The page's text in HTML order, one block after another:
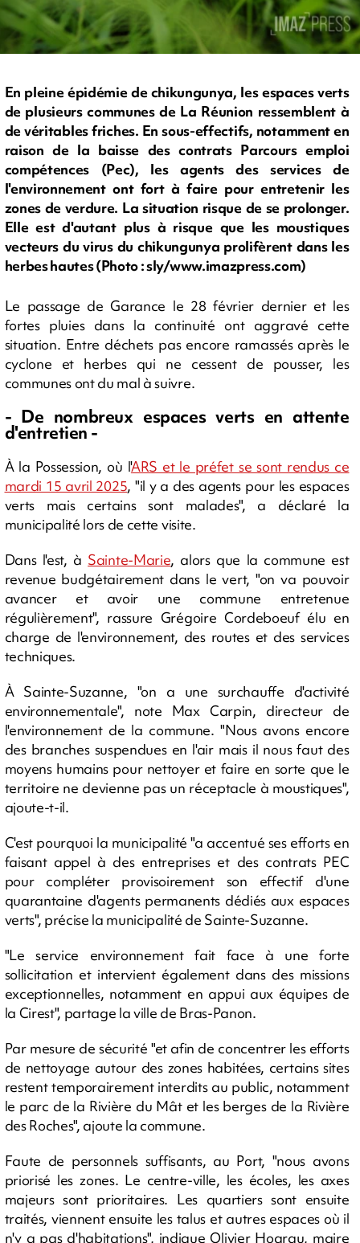
En pleine épidémie de chikungunya, les espaces verts
de plusieurs communes de La Réunion ressemblent à
de véritables friches. En sous-effectifs, notamment en
raison de la baisse des contrats Parcours emploi
compétences (Pec), les agents des services de
l'environnement ont fort à faire pour entretenir les
zones de verdure. La situation risque de se prolonger.
Elle est d'autant plus à risque que les moustiques
vecteurs du virus du chikungunya prolifèrent dans les
herbes hautes (Photo : sly/www.imazpress.com)
Le passage de Garance le 28 février dernier et les
fortes pluies dans la continuité ont aggravé cette
situation. Entre déchets pas encore ramassés après le
cyclone et herbes qui ne cessent de pousser, les
communes ont du mal à suivre.
- De nombreux espaces verts en attente
d'entretien -
À la Possession, où l'ARS et le préfet se sont rendus ce
mardi 15 avril 2025, "il y a des agents pour les espaces
verts mais certains sont malades", a déclaré la
municipalité lors de cette visite.
Dans l'est, à Sainte-Marie, alors que la commune est
revenue budgétairement dans le vert, "on va pouvoir
avancer et avoir une commune entretenue
régulièrement", rassure Grégoire Cordeboeuf élu en
charge de l'environnement, des routes et des services
techniques.
À Sainte-Suzanne, "on a une surchauffe d'activité
environnementale", note Max Carpin, directeur de
l'environnement de la commune. "Nous avons encore
des branches suspendues en l'air mais il nous faut des
moyens humains pour nettoyer et faire en sorte que le
territoire ne devienne pas un réceptacle à moustiques",
ajoute-t-il.
C'est pourquoi la municipalité "a accentué ses efforts en
faisant appel à des entreprises et des contrats PEC
pour compléter provisoirement son effectif d'une
quarantaine d'agents permanents dédiés aux espaces
verts", précise la municipalité de Sainte-Suzanne.
"Le service environnement fait face à une forte
sollicitation et intervient également dans des missions
exceptionnelles, notamment en appui aux équipes de
la Cirest", partage la ville de Bras-Panon.
Par mesure de sécurité "et afin de concentrer les efforts
de nettoyage autour des zones habitées, certains sites
restent temporairement interdits au public, notamment
le parc de la Rivière du Mât et les berges de la Rivière
des Roches", ajoute la commune.
Faute de personnels suffisants, au Port, "nous avons
priorisé les zones. Le centre-ville, les écoles, les axes
majeurs sont prioritaires. Les quartiers sont ensuite
traités, viennent ensuite les talus et autres espaces où il
n'y a pas d'habitations", indique Olivier Hoarau, maire